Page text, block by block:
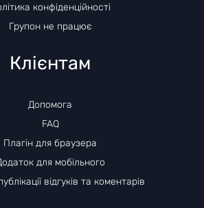
конфіденційності
Групон не працює
Клієнтам
Допомога
FAQ
Плагін для браузера
для мобільного
відгуків та коментарів